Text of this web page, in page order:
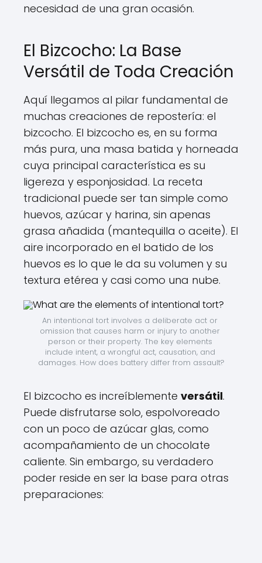
necesidad de una gran ocasión.
El Bizcocho: La Base
Versátil de Toda Creación
Aquí llegamos al pilar fundamental de
muchas creaciones de repostería: el
bizcocho. El bizcocho es, en su forma
más pura, una masa batida y horneada
cuya principal característica es su
ligereza y esponjosidad. La receta
tradicional puede ser tan simple como
huevos, azúcar y harina, sin apenas
grasa añadida (mantequilla o aceite). El
aire incorporado en el batido de los
huevos es lo que le da su volumen y su
textura etérea y casi como una nube.
An intentional tort involves a deliberate act or
omission that causes harm or injury to another
person or their property. The key elements
include intent, a wrongful act, causation, and
damages. How does battery differ from assault?
El bizcocho es increíblemente versátil.
Puede disfrutarse solo, espolvoreado
con un poco de azúcar glas, como
acompañamiento de un chocolate
caliente. Sin embargo, su verdadero
poder reside en ser la base para otras
preparaciones: